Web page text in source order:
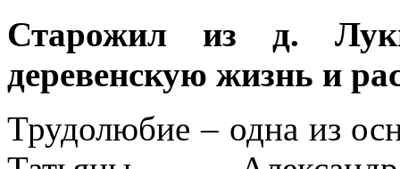
Старожил из д.
деревенскую жизнь и
Трудолюбие – одна из